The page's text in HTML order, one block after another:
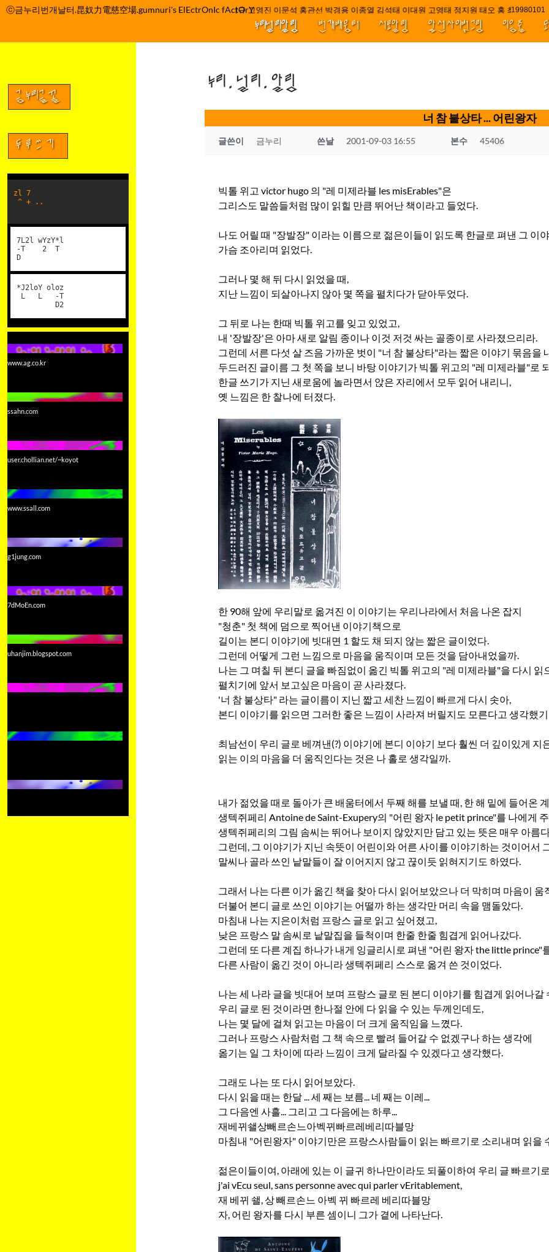
컨
기
ⓒ금누리번개날터.昆奴力電慈空場.gumnuri's ElEctrOnIc fActOrY박정관 조명규 고영진 이문석 홍관선 박경용 이종열 김석태 이대원 고영태 정지원 태오 홍 최윤호 백
누리널리알림 번개배움터 서로알림 앞선사이벗그림 이음줄
누리.널리.알림
너 참 불상타 ... 어린왕자
글쓴이 금누리 쓴날 2001-09-03 16:55 본수 45406
빅톨 위고 victor hugo 의 "레 미제라블 les misErables"은
그리스도 말씀들처럼 많이 읽힐 만큼 뛰어난 책이라고 들었다.
나도 어릴 때 "장발장" 이라는 이름으로 젊은이들이 읽도록 한글로 펴낸 그 이
가슴 조아리며 읽었다.
그러나 몇 해 뒤 다시 읽었을 때,
지난 느낌이 되살아나지 않아 몇 쪽을 펼치다가 닫아두었다.
그 뒤로 나는 한때 빅톨 위고를 잊고 있었고,
내 '장발장'은 아마 새로 알림 종이나 이것 저것 싸는 골종이로 사라졌으리라.
그런데 서른 다섯 살 즈음 가까운 벗이 "너 참 불상타"라는 짧은 이야기 묶음을
두드러진 글이름 그 첫 쪽을 보니 바탕 이야기가 빅톨 위고의 "레 미제라블"로
한글 쓰기가 지닌 새로움에 놀라면서 앉은 자리에서 모두 읽어 내리니,
옛 느낌은 한 찰나에 터졌다.
한 90해 앞에 우리말로 옮겨진 이 이야기는 우리나라에서 처음 나온 잡지
"청춘" 첫 책에 덤으로 찍어낸 이야기책으로
길이는 본디 이야기에 빗대면 1 할도 채 되지 않는 짧은 글이었다.
그런데 어떻게 그런 느낌으로 마음을 움직이며 모든 것을 담아내었을까.
나는 그 며칠 뒤 본디 글을 빠짐없이 옮긴 빅톨 위고의 "레 미제라블"을 다시 읽
펼치기에 앞서 보고싶은 마음이 곧 사라졌다.
'너 참 불상타" 라는 글이름이 지닌 짧고 세찬 느낌이 빠르게 다시 솟아,
본디 이야기를 읽으면 그러한 좋은 느낌이 사라져 버릴지도 모른다고 생각했
최남선이 우리 글로 베껴낸(?) 이야기에 본디 이야기 보다 훨씬 더 깊이있게 지
읽는 이의 마음을 더 움직인다는 것은 나 홀로 생각일까.
내가 젊었을 때로 돌아가 큰 배움터에서 두째 해를 보낼 때, 한 해 밑에 들어온
생텍쥐페리 Antoine de Saint-Exupery의 "어린 왕자 le petit prince"를 나에게
생텍쥐페리의 그림 솜씨는 뛰어나 보이지 않았지만 담고 있는 뜻은 매우 아름
그런데, 그 이야기가 지닌 속뜻이 어린이와 어른 사이를 이야기하는 것이어서
말씨나 골라 쓰인 낱말들이 잘 이어지지 않고 끊이듯 읽혀지기도 하였다.
그래서 나는 다른 이가 옮긴 책을 찾아 다시 읽어보았으나 더 막히며 마음이 움
더불어 본디 글로 쓰인 이야기는 어떨까 하는 생각만 머리 속을 맴돌았다.
마침내 나는 지은이처럼 프랑스 글로 읽고 싶어졌고,
낮은 프랑스 말 솜씨로 낱말집을 들척이며 한줄 한줄 힘겹게 읽어나갔다.
그런데 또 다른 계집 하나가 내게 잉글리시로 펴낸 "어린 왕자 the little prince"
다른 사람이 옮긴 것이 아니라 생텍쥐페리 스스로 옮겨 쓴 것이었다.
나는 세 나라 글을 빗대어 보며 프랑스 글로 된 본디 이야기를 힘겹게 읽어나갈
우리 글로 된 것이라면 한나절 안에 다 읽을 수 있는 두께인데도,
나는 몇 달에 걸쳐 읽고는 마음이 더 크게 움직임을 느꼈다.
그러나 프랑스 사람처럼 그 책 속으로 빨려 들어갈 수 없겠구나 하는 생각에
옮기는 일 그 차이에 따라 느낌이 크게 달라질 수 있겠다고 생각했다.
그래도 나는 또 다시 읽어보았다.
다시 읽을 때는 한달 ... 세 째는 보름... 네 째는 이레...
그 다음엔 사흘... 그리고 그 다음에는 하루...
재베뀌쇌상빼르손느아벡뀌빠르레베리따블망
마침내 "어린왕자" 이야기만은 프랑스사람들이 읽는 빠르기로 소리내며 읽을
젊은이들이여, 아래에 있는 이 글귀 하나만이라도 되풀이하여 우리 글 빠르기
j'ai vEcu seul, sans personne avec qui parler vEritablement,
재 베뀌 쇌, 상 빼르손느 아벡 뀌 빠르레 베리따블망
자, 어린 왕자를 다시 부른 셈이니 그가 곁에 나타난다.
금누리글꼴
두루쓰기
zl 7
^ + ..
7L2l wYzY*l
-T 2 T
D
*J2loY oloz
L L -T
D2
www.ag.co.kr
ssahn.com
user.chollian.net/~koyot
www.ssall.com
g1jung.com
7dMoEn.com
uhanjim.blogspot.com